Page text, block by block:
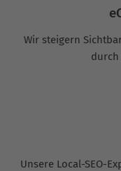
Wir steigern
durch
Unsere Local-SEO-